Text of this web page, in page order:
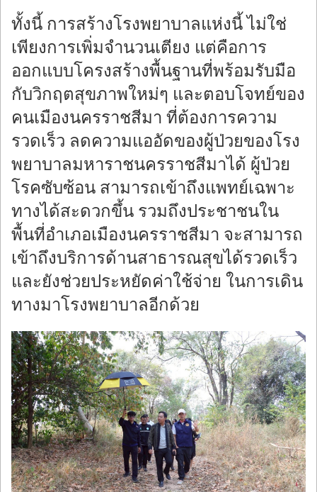
ทั้งนี้ การสร้างโรงพยาบาลแห่งนี้ ไม่ใช่
เพียงการเพิ่มจำนวนเตียง แต่คือการ
ออกแบบโครงสร้างพื้นฐานที่พร้อมรับมือ
กับวิกฤตสุขภาพใหม่ๆ และตอบโจทย์ของ
คนเมืองนครราชสีมา ที่ต้องการความ
รวดเร็ว ลดความแออัดของผู้ป่วยของโรง
พยาบาลมหาราชนครราชสีมาได้ ผู้ป่วย
โรคซับซ้อน สามารถเข้าถึงแพทย์เฉพาะ
ทางได้สะดวกขึ้น รวมถึงประชาชนใน
พื้นที่อำเภอเมืองนครราชสีมา จะสามารถ
เข้าถึงบริการด้านสาธารณสุขได้รวดเร็ว
และยังช่วยประหยัดค่าใช้จ่าย ในการเดิน
ทางมาโรงพยาบาลอีกด้วย